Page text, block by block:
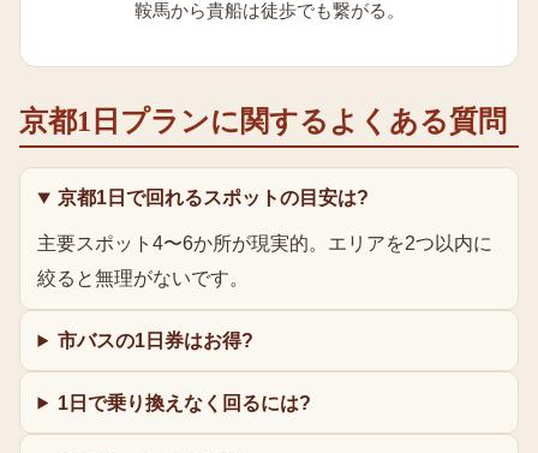
鞍馬から貴船は徒歩でも繋がる。
京都1日プランに関するよくある質問
京都1日で回れるスポットの目安は?
主要スポット4〜6か所が現実的。エリアを2つ以内に
絞ると無理がないです。
市バスの1日券はお得?
1日で乗り換えなく回るには?